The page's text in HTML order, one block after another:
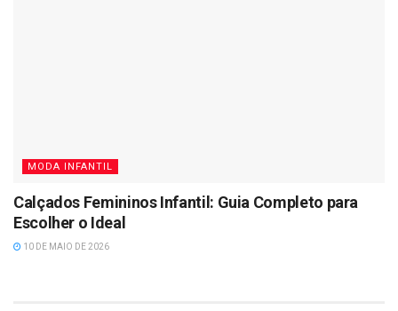
MODA INFANTIL
Calçados Femininos Infantil: Guia Completo para
Escolher o Ideal
10 DE MAIO DE 2026